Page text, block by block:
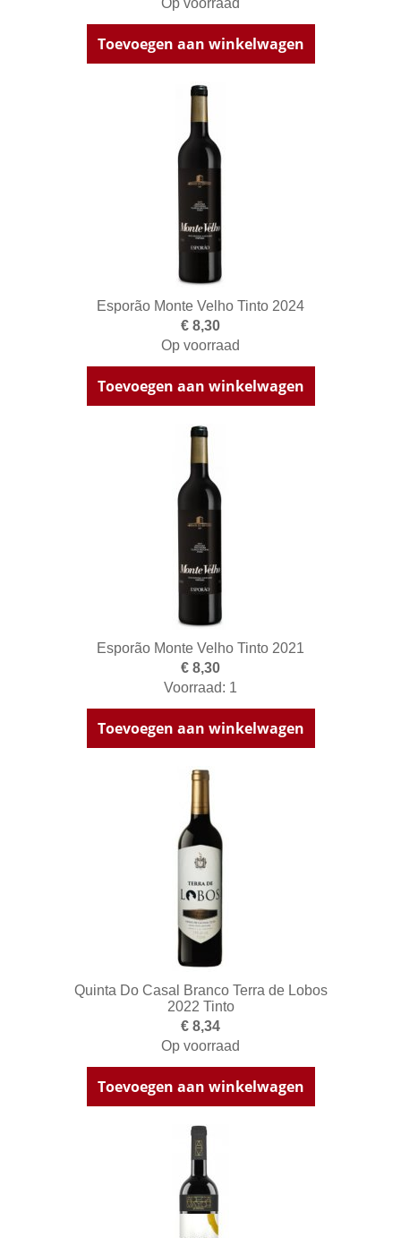
Toevoegen aan winkelwagen
Esporão Monte Velho Tinto 2024
€ 8,30
Op voorraad
Toevoegen aan winkelwagen
Esporão Monte Velho Tinto 2021
€ 8,30
Voorraad: 1
Toevoegen aan winkelwagen
Quinta Do Casal Branco Terra de Lobos
2022 Tinto
€ 8,34
Op voorraad
Toevoegen aan winkelwagen